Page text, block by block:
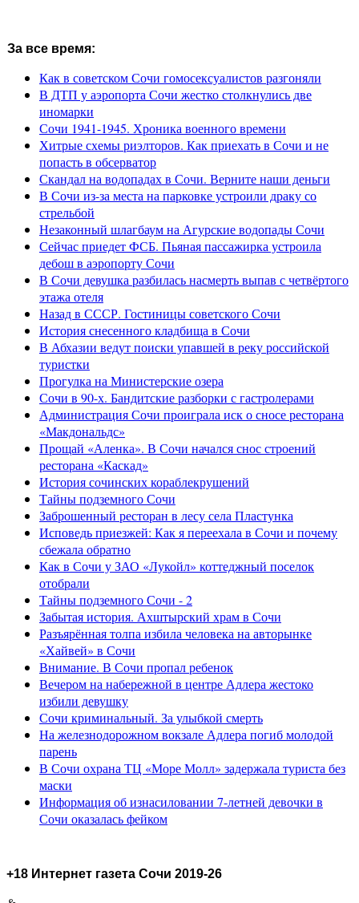
За все время:
Как в советском Сочи гомосексуалистов разгоняли
В ДТП у аэропорта Сочи жестко столкнулись две
иномарки
Сочи 1941-1945. Хроника военного времени
Хитрые схемы риэлторов. Как приехать в Сочи и не
попасть в обсерватор
Скандал на водопадах в Сочи. Верните наши деньги
В Сочи из-за места на парковке устроили драку со
стрельбой
Незаконный шлагбаум на Агурские водопады Сочи
Сейчас приедет ФСБ. Пьяная пассажирка устроила
дебош в аэропорту Сочи
В Сочи девушка разбилась насмерть выпав с четвёртого
этажа отеля
Назад в СССР. Гостиницы советского Сочи
История снесенного кладбища в Сочи
В Абхазии ведут поиски упавшей в реку российской
туристки
Прогулка на Министерские озера
Сочи в 90-х. Бандитские разборки с гастролерами
Администрация Сочи проиграла иск о сносе ресторана
«Макдональдс»
Прощай «Аленка». В Сочи начался снос строений
ресторана «Каскад»
История сочинских кораблекрушений
Тайны подземного Сочи
Заброшенный ресторан в лесу села Пластунка
Исповедь приезжей: Как я переехала в Сочи и почему
сбежала обратно
Как в Сочи у ЗАО «Лукойл» коттеджный поселок
отобрали
Тайны подземного Сочи - 2
Забытая история. Ахштырский храм в Сочи
Разъярённая толпа избила человека на авторынке
«Хайвей» в Сочи
Внимание. В Сочи пропал ребенок
Вечером на набережной в центре Адлера жестоко
избили девушку
Сочи криминальный. За улыбкой смерть
На железнодорожном вокзале Адлера погиб молодой
парень
В Сочи охрана ТЦ «Море Молл» задержала туриста без
маски
Информация об изнасиловании 7-летней девочки в
Сочи оказалась фейком
+18 Интернет газета Сочи 2019-26